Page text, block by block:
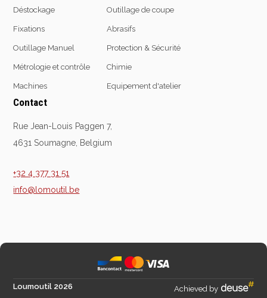
Déstockage
Fixations
Outillage Manuel
Métrologie et contrôle
Machines
Outillage de coupe
Abrasifs
Protection & Sécurité
Chimie
Equipement d'atelier
Contact
Rue Jean-Louis Paggen 7,
4631 Soumagne, Belgium
+32 4 377 31 51
info@lomoutil.be
Loumoutil 2026 Achieved by